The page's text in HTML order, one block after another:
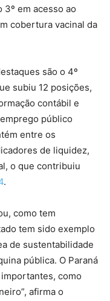
3º em acesso ao
cobertura vacinal da
são o 4º
subiu 12 posições,
contábil e
público
entre os
de liquidez,
o que contribuiu
.
como tem
tem sido exemplo
de sustentabilidade
pública. O Paraná
como
afirma o